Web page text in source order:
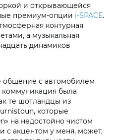
и открывающейся
премиум-опции i‑SPACE.
контурная
а музыкальная
динамиков
общение с автомобилем
была
те шотландцы из
которые
на недостойно чистом
с акцентом у меня, может,